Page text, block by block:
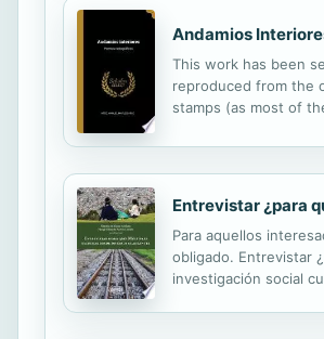
Andamios
This work has been
reproduced from the
stamps (as most of
Entrevistar ¿para
Para aquellos
obligado. Entrevistar
investigación social